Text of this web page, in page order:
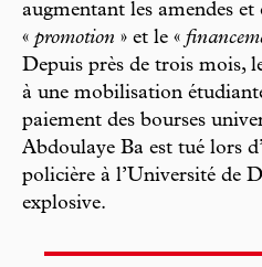
augmentant les amendes
« promotion » et le «
Depuis près de trois mois,
à une mobilisation
paiement des bourses
Abdoulaye Ba est tué lors
policière à l’Université de
explosive.